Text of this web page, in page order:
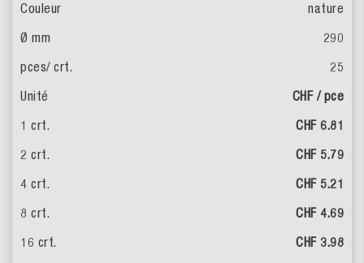
nature
290
25
CHF / pce
CHF 6.81
CHF 5.79
CHF 5.21
CHF 4.69
CHF 3.98